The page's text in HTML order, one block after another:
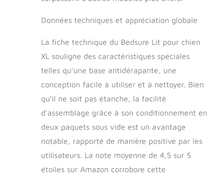
maison, les voyages
plein air. Avant de
veuillez mesurer à la
fois la taille de votre
dimensions de la
cage de votre chien
ou vous référer au
guide des tailles
pour trouver le lit
pour chien le plus
Données techniques et appréciation globale
La fiche technique du Bedsure Lit pour chien
XL souligne des caractéristiques spéciales
telles qu’une base antidérapante, une
conception facile à utiliser et à nettoyer. Bien
qu’il ne soit pas étanche, la facilité
d’assemblage grâce à son conditionnement en
deux paquets sous vide est un avantage
notable, rapporté de manière positive par les
utilisateurs. La note moyenne de 4,5 sur 5
étoiles sur Amazon corrobore cette